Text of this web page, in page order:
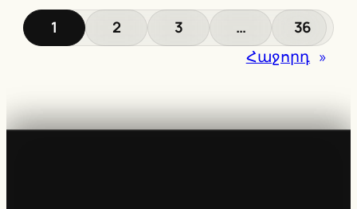
1 2 3 …
36
Հաջորդ »